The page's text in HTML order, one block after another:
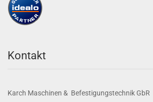
Kontakt
Karch Maschinen & Befestigungstechnik GbR